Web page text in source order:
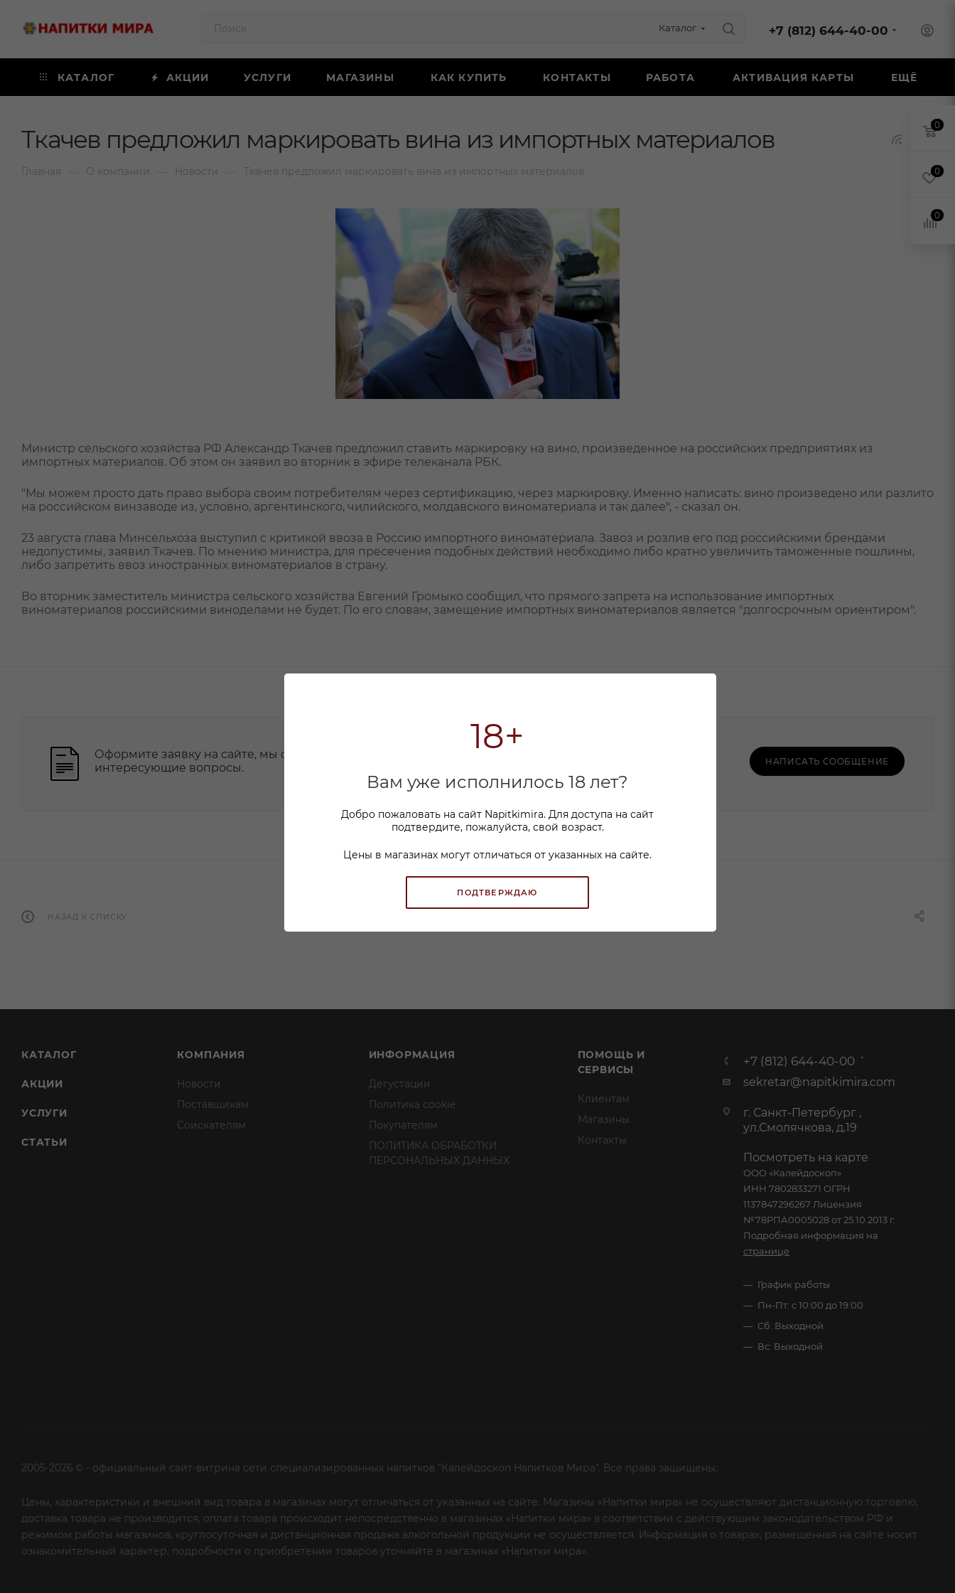
18+
Вам уже исполнилось 18 лет?
Добро пожаловать на сайт Napitkimira. Для доступа на сайт
подтвердите, пожалуйста, свой возраст.
Цены в магазинах могут отличаться от указанных на сайте.
ПОДТВЕРЖДАЮ
Каталог +7 (812) 644-40-00
КАТАЛОГ АКЦИИ УСЛУГИ МАГАЗИНЫ КАК КУПИТЬ КОНТАКТЫ РАБОТА АКТИВАЦИЯ КАРТЫ ЕЩЁ
Ткачев предложил маркировать вина из импортных материалов
Главная О компании Новости Ткачев предложил маркировать вина из импортных материалов
Министр сельского хозяйства РФ Александр Ткачев предложил ставить маркировку на вино, произведенное на российских предприятиях из
импортных материалов. Об этом он заявил во вторник в эфире телеканала РБК.
"Мы можем просто дать право выбора своим потребителям через сертификацию, через маркировку. Именно написать: вино произведено или разлито
на российском винзаводе из, условно, аргентинского, чилийского, молдавского виноматериала и так далее", - сказал он.
23 августа глава Минсельхоза выступил с критикой ввоза в Россию импортного виноматериала. Завоз и розлив его под российскими брендами
недопустимы, заявил Ткачев. По мнению министра, для пресечения подобных действий необходимо либо кратно увеличить таможенные пошлины,
либо запретить ввоз иностранных виноматериалов в страну.
Во вторник заместитель министра сельского хозяйства Евгений Громыко сообщил, что прямого запрета на использование импортных
виноматериалов российскими виноделами не будет. По его словам, замещение импортных виноматериалов является "долгосрочным ориентиром".
Оформите заявку на сайте, мы свяжемся с вами в ближайшее время и ответим на все
интересующие вопросы.
НАПИСАТЬ СООБЩЕНИЕ
НАЗАД К СПИСКУ
КАТАЛОГ
АКЦИИ
УСЛУГИ
СТАТЬИ
КОМПАНИЯ
Новости
Поставщикам
Соискателям
ИНФОРМАЦИЯ
Дегустации
Политика cookie
Покупателям
ПОЛИТИКА ОБРАБОТКИ
ПЕРСОНАЛЬНЫХ ДАННЫХ
ПОМОЩЬ И
СЕРВИСЫ
Клиентам
Магазины
Контакты
+7 (812) 644-40-00
sekretar@napitkimira.com
г. Санкт-Петербург ,
ул.Смолячкова, д.19
Посмотреть на карте
ООО «Калейдоскоп»
ИНН 7802833271 ОГРН
1137847296267 Лицензия
№78РПА0005028 от 25.10.2013 г.
Подробная информация на
странице
График работы
Пн-Пт: с 10:00 до 19:00
Сб: Выходной
Вс: Выходной
2005-2026 © - официальный сайт-витрина сети специализированных напитков "Калейдоскоп Напитков Мира". Все права защищены.
Цены, характеристики и внешний вид товара в магазинах могут отличаться от указанных на сайте. Магазины «Напитки мира» не осуществляют дистанционную торговлю,
доставка товара не производится, оплата товара происходит непосредственно в магазинах «Напитки мира» в соответствии с действующим законодательством РФ и
режимом работы магазинов, круглосуточная и дистанционная продажа алкогольной продукции не осуществляется. Информация о товарах, размещенная на сайте носит
ознакомительный характер, подробности о приобретении товаров уточняйте в магазинах «Напитки мира».
0
0
0